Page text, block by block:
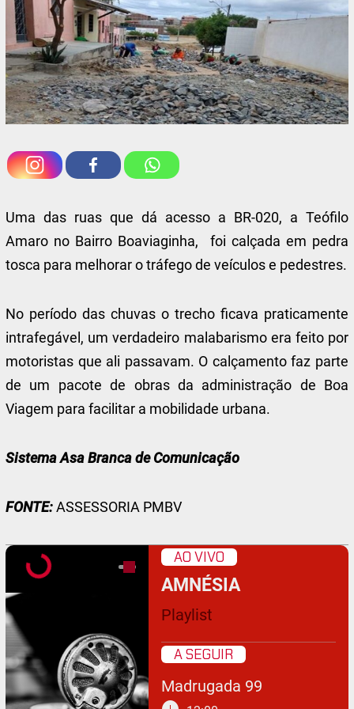
Uma das ruas que dá acesso a BR-020, a Teófilo
Amaro no Bairro Boaviaginha, foi calçada em pedra
tosca para melhorar o tráfego de veículos e pedestres.
No período das chuvas o trecho ficava praticamente
intrafegável, um verdadeiro malabarismo era feito por
motoristas que ali passavam. O calçamento faz parte
de um pacote de obras da administração de Boa
Viagem para facilitar a mobilidade urbana.
Sistema Asa Branca de Comunicação
FONTE: ASSESSORIA PMBV
AO VIVO
AMNÉSIA
Playlist
A SEGUIR
Madrugada 99